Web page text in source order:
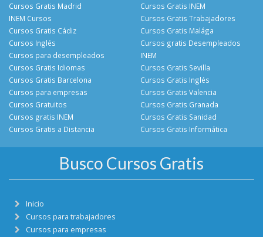
Cursos Gratis Madrid
INEM Cursos
Cursos Gratis Cádiz
Cursos Gratis INEM
Cursos Gratis Trabajadores
Cursos Gratis Malága
Cursos Inglés
Cursos para desempleados
Cursos Gratis Idiomas
Cursos Gratis Barcelona
Cursos gratis Desempleados
INEM
Cursos Gratis Sevilla
Cursos Gratis Inglés
Cursos para empresas
Cursos Gratuitos
Cursos gratis INEM
Cursos Gratis a Distancia
Cursos Gratis Valencia
Cursos Gratis Granada
Cursos Gratis Sanidad
Cursos Gratis Informática
Busco Cursos Gratis
Inicio
Cursos para trabajadores
Cursos para empresas